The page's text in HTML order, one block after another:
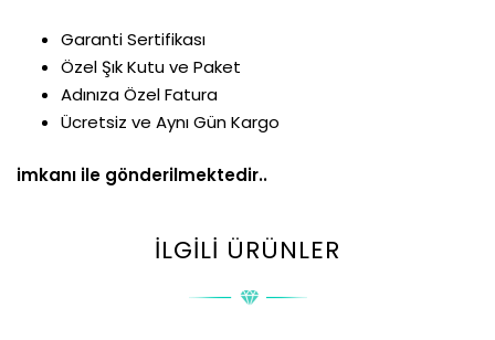
Garanti Sertifikası
Özel Şık Kutu ve Paket
Adınıza Özel Fatura
Ücretsiz ve Aynı Gün Kargo
imkanı ile gönderilmektedir..
İLGILI ÜRÜNLER